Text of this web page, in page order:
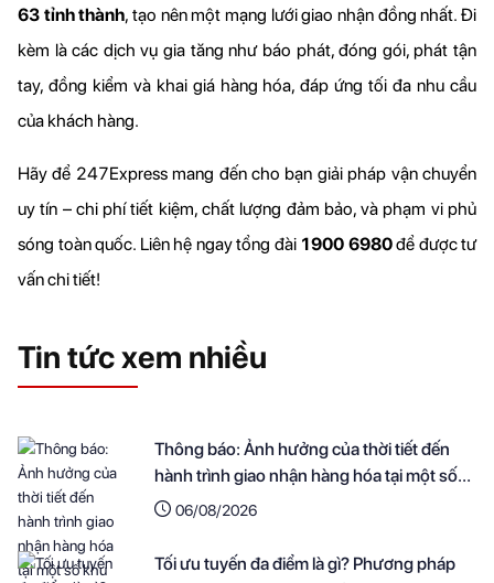
63 tỉnh thành, tạo nên một mạng lưới giao nhận đồng nhất. Đi
kèm là các dịch vụ gia tăng như báo phát, đóng gói, phát tận
tay, đồng kiểm và khai giá hàng hóa, đáp ứng tối đa nhu cầu
của khách hàng.
Hãy để 247Express mang đến cho bạn giải pháp vận chuyển
uy tín – chi phí tiết kiệm, chất lượng đảm bảo, và phạm vi phủ
sóng toàn quốc. Liên hệ ngay tổng đài 1900 6980 để được tư
vấn chi tiết!
Tin tức xem nhiều
Thông báo: Ảnh hưởng của thời tiết đến
hành trình giao nhận hàng hóa tại một số
khu vực
06/08/2026
Tối ưu tuyến đa điểm là gì? Phương pháp